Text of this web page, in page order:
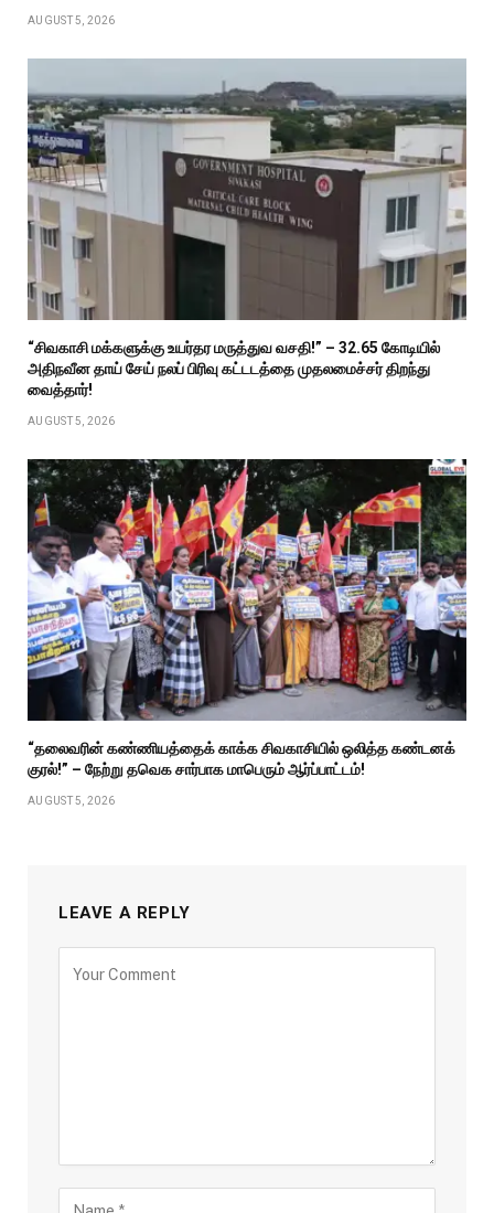
AUGUST 5, 2026
“சிவகாசி மக்களுக்கு உயர்தர மருத்துவ வசதி!” – ₹32.65 கோடியில்
அதிநவீன தாய் சேய் நலப் பிரிவு கட்டடத்தை முதலமைச்சர் திறந்து
வைத்தார்!
AUGUST 5, 2026
“தலைவரின் கண்ணியத்தைக் காக்க சிவகாசியில் ஒலித்த கண்டனக்
குரல்!” – நேற்று தவெக சார்பாக மாபெரும் ஆர்ப்பாட்டம்!
AUGUST 5, 2026
LEAVE A REPLY